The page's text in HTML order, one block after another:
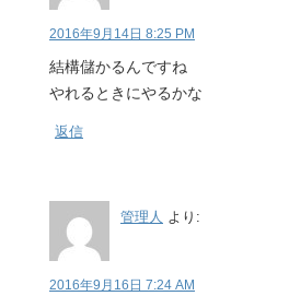
2016年9月14日 8:25 PM
結構儲かるんですね
やれるときにやるかな
返信
管理人 より:
2016年9月16日 7:24 AM